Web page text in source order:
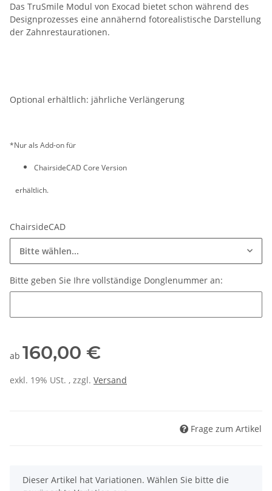
Das TruSmile Modul von Exocad bietet schon während des
Designprozesses eine annähernd fotorealistische Darstellung
der Zahnrestaurationen.
Optional erhältlich: jährliche Verlängerung
*Nur als Add-on für
ChairsideCAD Core Version
erhältlich.
ChairsideCAD
Bitte wählen...
Bitte geben Sie Ihre vollständige Donglenummer an:
ab 160,00 €
exkl. 19% USt. , zzgl. Versand
Frage zum Artikel
x
Dieser Artikel hat Variationen. Wählen Sie bitte die